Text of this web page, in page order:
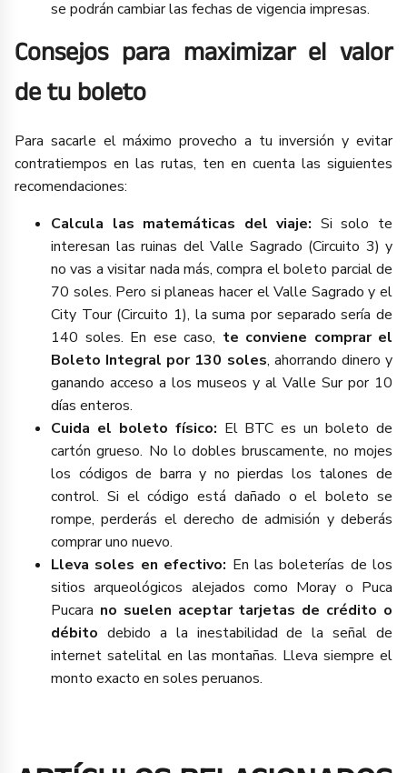
se podrán cambiar las fechas de vigencia impresas.
Consejos para maximizar el valor
de tu boleto
Para sacarle el máximo provecho a tu inversión y evitar
contratiempos en las rutas, ten en cuenta las siguientes
recomendaciones:
Calcula las matemáticas del viaje: Si solo te
interesan las ruinas del Valle Sagrado (Circuito 3) y
no vas a visitar nada más, compra el boleto parcial de
70 soles. Pero si planeas hacer el Valle Sagrado y el
City Tour (Circuito 1), la suma por separado sería de
140 soles. En ese caso, te conviene comprar el
Boleto Integral por 130 soles, ahorrando dinero y
ganando acceso a los museos y al Valle Sur por 10
días enteros.
Cuida el boleto físico: El BTC es un boleto de
cartón grueso. No lo dobles bruscamente, no mojes
los códigos de barra y no pierdas los talones de
control. Si el código está dañado o el boleto se
rompe, perderás el derecho de admisión y deberás
comprar uno nuevo.
Lleva soles en efectivo: En las boleterías de los
sitios arqueológicos alejados como Moray o Puca
Pucara no suelen aceptar tarjetas de crédito o
débito debido a la inestabilidad de la señal de
internet satelital en las montañas. Lleva siempre el
monto exacto en soles peruanos.